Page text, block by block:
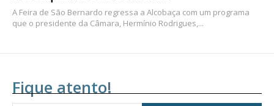
A Feira de São Bernardo regressa a Alcobaça com um programa
que o presidente da Câmara, Hermínio Rodrigues,...
Fique atento!